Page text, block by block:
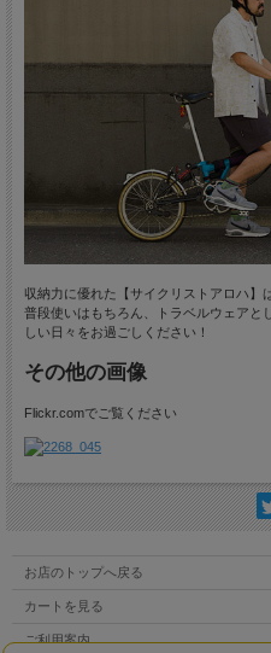
収納力に優れた【サイクリストアロハ】
普段使いはもちろん、トラベルウェアと
しい日々をお過ごしください！
その他の画像
Flickr.comでご覧ください
お店のトップへ戻る
カートを見る
ご利用案内